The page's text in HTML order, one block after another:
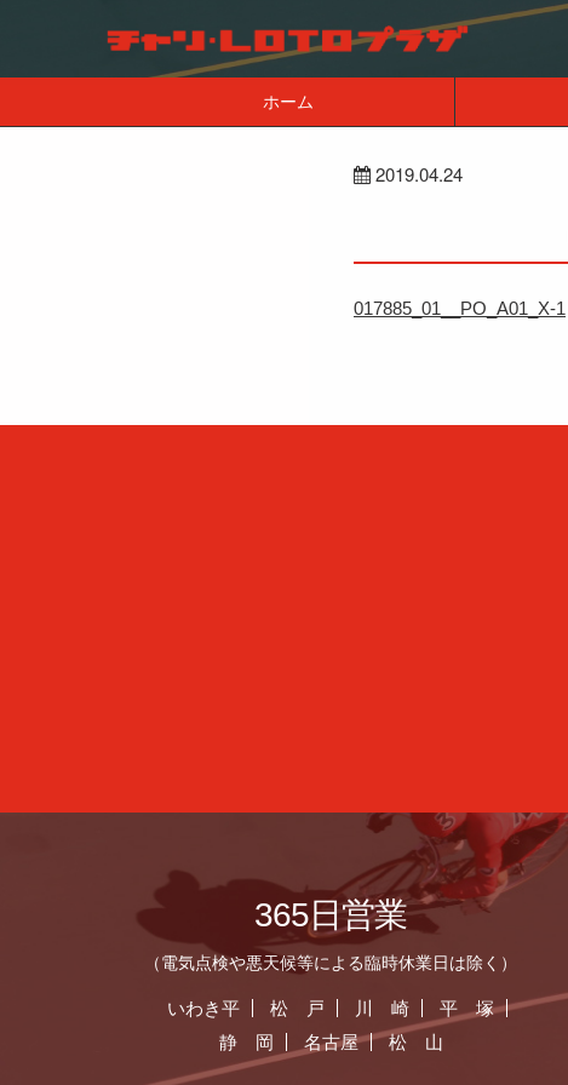
ホーム
2019.04.24
017885_01__PO_A01_X-1
365日営業
（電気点検や悪天候等による臨時休業日は除く）
いわき平 松 戸 川 崎
平 塚
静 岡
名古屋 松 山